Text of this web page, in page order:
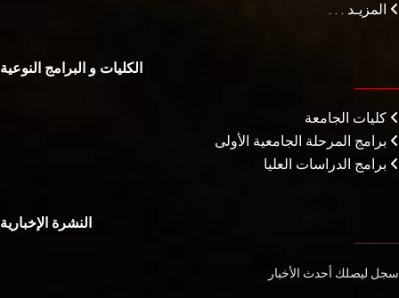
المزيـد . . .
الكليات و البرامج النوعية
كليات الجامعة
برامج المرحلة الجامعية الأولى
برامج الدراسات العليا
النشرة الإخبارية
سجل ليصلك أحدث الأخبار